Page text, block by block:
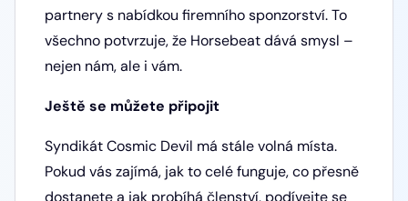
partnery s nabídkou firemního sponzorství. To
všechno potvrzuje, že Horsebeat dává smysl –
nejen nám, ale i vám.
Ještě se můžete připojit
Syndikát Cosmic Devil má stále volná místa.
Pokud vás zajímá, jak to celé funguje, co přesně
dostanete a jak probíhá členství, podívejte se